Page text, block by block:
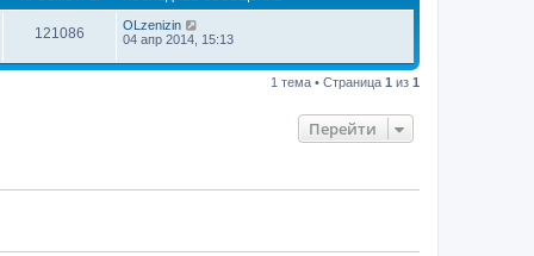
щ
е
н
ю
у
о
б
121086
OLzenizin
04 апр 2014, 15:13
1 тема • Страница 1 из 1
Перейти